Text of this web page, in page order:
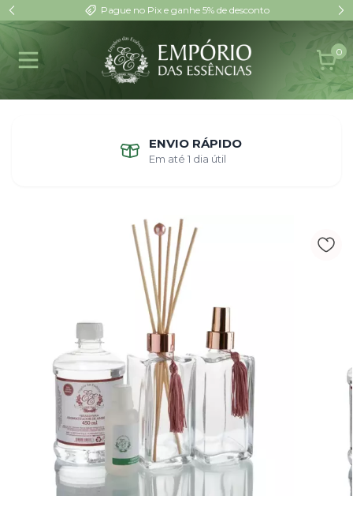
Pague no Pix e ganhe 5% de desconto
0
ENVIO RÁPIDO
Em até 1 dia útil